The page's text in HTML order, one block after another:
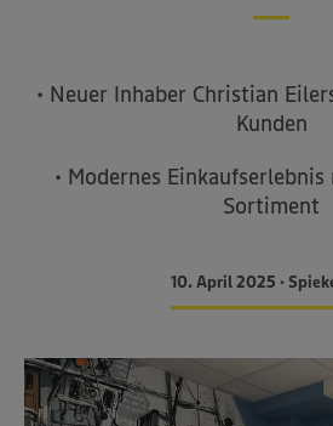
• Neuer Inhaber Christian
Kunden
• Modernes
Sortiment
10. April 2025 •